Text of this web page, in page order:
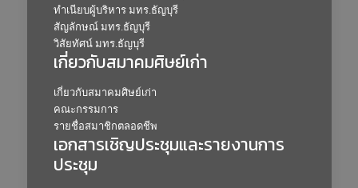
ทำเนียบผู้บริหาร มทร.ธัญบุรี
สัญลักษณ์ มทร.ธัญบุรี
วิสัยทัศน์ มทร.ธัญบุรี
เกี่ยวกับสมาคมศิษย์เก่า
เกี่ยวกับสมาคมศิษย์เก่า
คณะกรรมการ
รายชื่อสมาชิกตลอดชีพ
เอกสารเชิญประชุมและรายงานการ
ประชุม